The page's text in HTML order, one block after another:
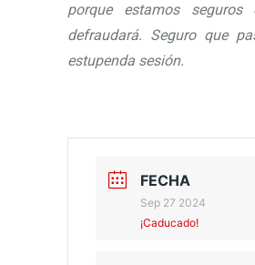
porque estamos
defraudará. Seguro que
estupenda sesión.
FECHA
Sep 27 2024
¡Caducado!